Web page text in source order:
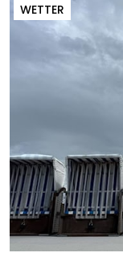
WETTER